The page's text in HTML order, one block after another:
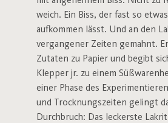
weich. Ein Biss, der fast so
aufkommen lässt. Und an den
vergangener Zeiten gemahnt.
Zutaten zu Papier und begibt
Klepper jr. zu einem
einer Phase des
und Trocknungszeiten gelingt
Durchbruch: Das leckerste